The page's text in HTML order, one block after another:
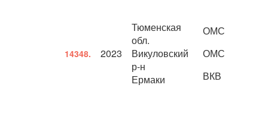
14348. 2023
Тюменская
обл.
Викуловский
р-н
Ермаки
ОМС
ОМС
ВКВ